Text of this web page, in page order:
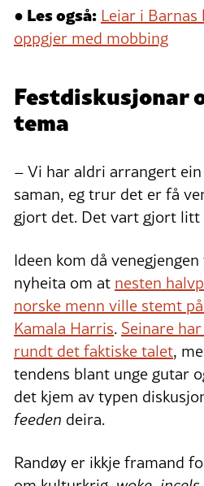
● Les også: Leiar i
oppgjer med mobbing
Festdiskusjonar
tema
– Vi har aldri arrangert
saman, eg trur det er få
gjort det. Det vart gjort litt
Ideen kom då
nyheita om at nesten
norske menn ville stemt
Kamala Harris. Seinare
rundt det faktiske talet,
tendens blant unge gutar
det kjem av typen
feeden deira.
Randøy er ikkje framand